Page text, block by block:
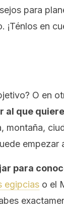
para
¡Ténlos en
O en
al que
montaña,
empezar
para
egipcias o el